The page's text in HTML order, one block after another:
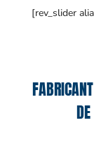
[rev_slider